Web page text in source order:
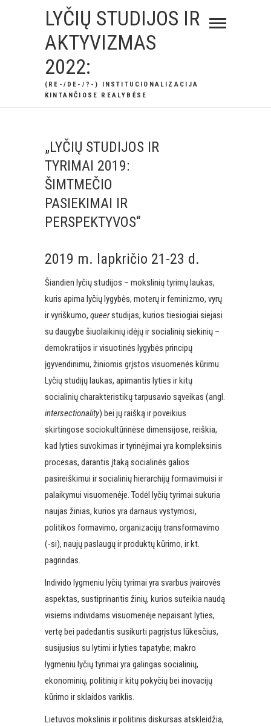
LYČIŲ STUDIJOS IR
AKTYVIZMAS
2022:
(RE-/DE-/?-) INSTITUCIONALIZACIJA
KINTANČIOSE REALYBĖSE
„LYČIŲ STUDIJOS IR
TYRIMAI 2019:
ŠIMTMEČIO
PASIEKIMAI IR
PERSPEKTYVOS“
2019 m. lapkričio 21-23 d.
Šiandien lyčių studijos – mokslinių tyrimų laukas,
kuris apima lyčių lygybės, moterų ir feminizmo, vyrų
ir vyriškumo, queerstudijas, kurios tiesiogiai siejasi
su daugybe šiuolaikinių idėjų ir socialinių siekinių –
demokratijos ir visuotinės lygybės principų
įgyvendinimu, žiniomis grįstos visuomenės kūrimu.
Lyčių studijų laukas, apimantis lyties ir kitų
socialinių charakteristikų tarpusavio sąveikas (angl.
intersectionality) bei jų raišką ir poveikius
skirtingose sociokultūrinėse dimensijose, reiškia,
kad lyties suvokimas ir tyrinėjimai yra kompleksinis
procesas, darantis įtaką socialinės galios
pasireiškimui ir socialinių hierarchijų formavimuisi ir
palaikymui visuomenėje. Todėl lyčių tyrimai sukuria
naujas žinias, kurios yra darnaus vystymosi,
politikos formavimo, organizacijų transformavimo
(-si), naujų paslaugų ir produktų kūrimo, ir kt.
pagrindas.
Individo lygmeniu lyčių tyrimai yra svarbus įvairovės
aspektas, sustiprinantis žinių, kurios suteikia naudą
visiems individams visuomenėje nepaisant lyties,
vertę bei padedantis susikurti pagrįstus lūkesčius,
susijusius su lytimi ir lyties tapatybe; makro
lygmeniu lyčių tyrimai yra galingas socialinių,
ekonominių, politinių ir kitų pokyčių bei inovacijų
kūrimo ir sklaidos variklis.
Lietuvos mokslinis ir politinis diskursas atskleidžia,